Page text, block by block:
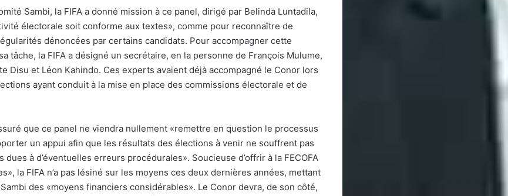
Sambi, la FIFA a donné mission à ce panel, dirigé par Belinda Luntadila,
électorale soit conforme aux textes», comme pour reconnaître de
dénoncées par certains candidats. Pour accompagner cette
tâche, la FIFA a désigné un secrétaire, en la personne de François Mulume,
Disu et Léon Kahindo. Ces experts avaient déjà accompagné le Conor lors
ayant conduit à la mise en place des commissions électorale et de
que ce panel ne viendra nullement «remettre en question le processus
un appui afin que les résultats des élections à venir ne souffrent pas
à d’éventuelles erreurs procédurales». Soucieuse d’offrir à la FECOFA
la FIFA n’a pas lésiné sur les moyens ces deux dernières années, mettant
des «moyens financiers considérables». Le Conor devra, de son côté,